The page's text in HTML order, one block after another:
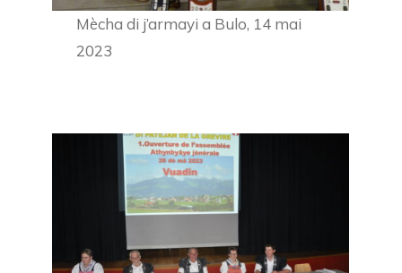
Mècha di j’armayi a Bulo, 14 mai
2023